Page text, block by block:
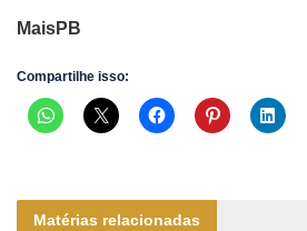
MaisPB
Compartilhe isso:
Matérias relacionadas